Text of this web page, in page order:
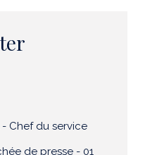
Chef du service
de presse - 01